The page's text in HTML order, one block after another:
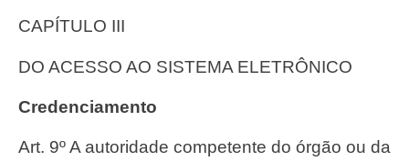
CAPÍTULO III
DO ACESSO AO SISTEMA ELETRÔNICO
Credenciamento
Art. 9º A autoridade competente do órgão ou da